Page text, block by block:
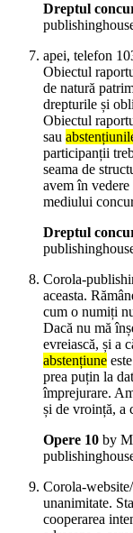
Dreptul
apei, telefon
Obiectul
de natură
drepturile și
Obiectul
sau
participanții
seama de
avem în
mediului
Dreptul
Corola-
aceasta.
cum o numiți
Dacă nu mă
evreiască, și a
abstențiune
prea puțin la
împrejurare.
și de vroință, a
Opere 10 by
Corola-
unanimitate.
cooperarea